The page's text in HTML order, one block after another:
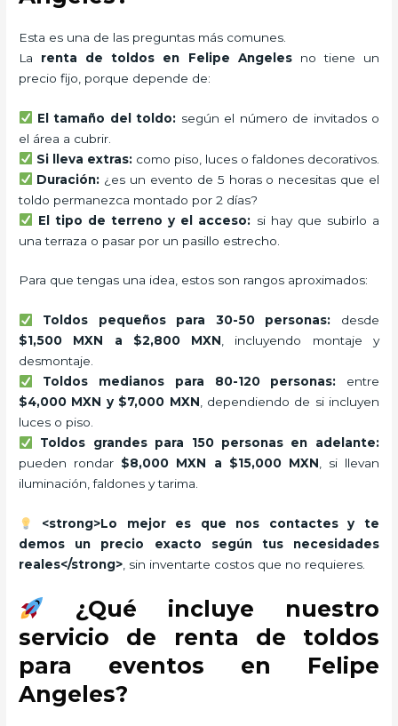
Esta es una de las preguntas más comunes.
La renta de toldos en Felipe Angelesno tiene un
precio fijo, porque depende de:
El tamaño del toldo: según el número de invitados o
el área a cubrir.
Si lleva extras:como piso, luces o faldones decorativos.
Duración: ¿es un evento de 5 horas o necesitas que el
toldo permanezca montado por 2 días?
El tipo de terreno y el acceso: si hay que subirlo a
una terraza o pasar por un pasillo estrecho.
Para que tengas una idea, estos son rangos aproximados:
Toldos pequeños para 30-50 personas: desde
$1,500 MXN a $2,800 MXN, incluyendo montaje y
desmontaje.
Toldos medianos para 80-120 personas: entre
$4,000 MXN y $7,000 MXN, dependiendo de si incluyen
luces o piso.
Toldos grandes para 150 personas en adelante:
pueden rondar $8,000 MXN a $15,000 MXN, si llevan
iluminación, faldones y tarima.
<strong>Lo mejor es que nos contactes y te
demos un precio exacto según tus necesidades
reales</strong> , sin inventarte costos que no requieres.
¿Qué incluye nuestro
servicio de renta de toldos
para eventos en Felipe
Angeles?